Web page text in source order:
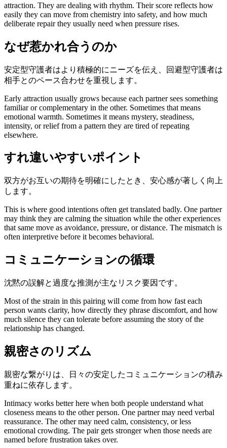
attraction. They are dealing with rhythm. Their score reflects how
easily they can move from chemistry into safety, and how much
deliberate repair they usually need when pressure rises.
なぜ惹かれ合うのか
安定型守護者はより積極的にニーズを伝え、回避型守護者は
相手とのペース合わせを重視します。
Early attraction usually grows because each partner sees something
familiar or complementary in the other. Sometimes that means
emotional warmth. Sometimes it means mystery, steadiness,
intensity, or relief from a pattern they are tired of repeating
elsewhere.
すれ違いやすいポイント
双方がお互いの期待を明確にしたとき、安心感が著しく向上
します。
This is where good intentions often get translated badly. One partner
may think they are calming the situation while the other experiences
that same move as avoidance, pressure, or distance. The mismatch is
often interpretive before it becomes behavioral.
コミュニケーションの循環
沈黙の誤解と過度な推測が主なリスク要因です。
Most of the strain in this pairing will come from how fast each
person wants clarity, how directly they phrase discomfort, and how
much silence they can tolerate before assuming the story of the
relationship has changed.
親密さのリズム
親密な繋がりは、日々の安定したコミュニケーションの積み
重ねに依存します。
Intimacy works better here when both people understand what
closeness means to the other person. One partner may need verbal
reassurance. The other may need calm, consistency, or less
emotional crowding. The pair gets stronger when those needs are
named before frustration takes over.